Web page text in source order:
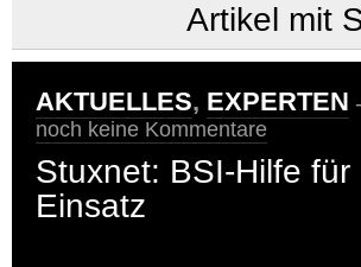
Artikel mit
AKTUELLES, EXPERTEN
noch keine Kommentare
Stuxnet: BSI-Hilfe
Einsatz